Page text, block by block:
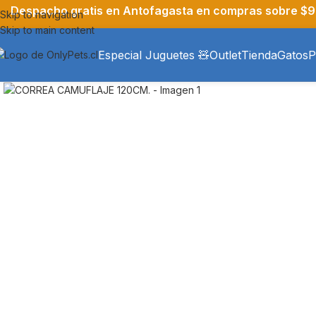
Skip to navigation
Skip to main content
Despacho gratis en Antofagasta en compras sobre
Especial Juguetes 🧸OutletTiendaGatos